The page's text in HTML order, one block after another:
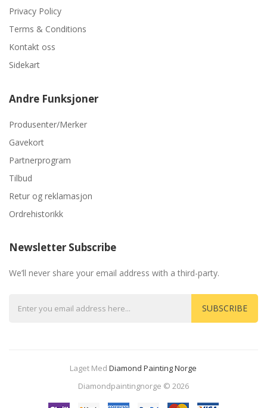
Privacy Policy
Terms & Conditions
Kontakt oss
Sidekart
Andre Funksjoner
Produsenter/Merker
Gavekort
Partnerprogram
Tilbud
Retur og reklamasjon
Ordrehistorikk
Newsletter Subscribe
We’ll never share your email address with a third-party.
SUBSCRIBE
Laget Med Diamond Painting Norge
Diamondpaintingnorge © 2026